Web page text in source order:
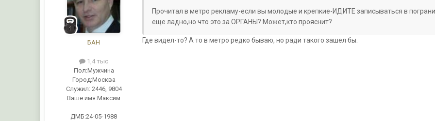
БАН
1,4 тыс
Пол:Мужчина
Город:Москва
Служил:2446, 9804
Ваше имя:Максим
ДМБ:24-05-1988
Прочитал в метро рекламу-если вы молодые и крепкие-ИДИТЕ записываться в
еще ладно,но что это за ОРГАНЫ? Может,кто прояснит?
Где видел-то? А то в метро редко бываю, но ради такого зашел бы.